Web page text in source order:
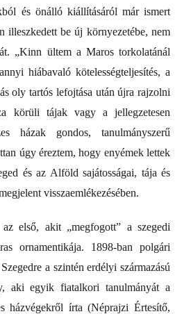
és önálló kiállításáról már ismert
illeszkedett be új környezetébe, nem
„Kinn ültem a Maros torkolatánál
hiábavaló kötelességteljesítés, a
oly tartós lefojtása után újra rajzolni
körüli tájak vagy a jellegzetesen
házak gondos, tanulmányszerű
úgy éreztem, hogy enyémek lettek
és az Alföld sajátosságai, tája és
visszaemlékezésében.
első, akit „megfogott” a szegedi
ornamentikája. 1898-ban polgári
a szintén erdélyi származású
aki egyik fiatalkori tanulmányát a
házvégekről írta (Néprajzi Értesítő,